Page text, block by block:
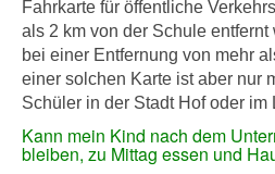
Fahrkarte für öffentliche
als 2 km von der Schule
bei einer Entfernung von mehr
einer solchen Karte ist aber nur
Schüler in der Stadt Hof oder
Kann mein Kind nach dem
bleiben, zu Mittag essen und